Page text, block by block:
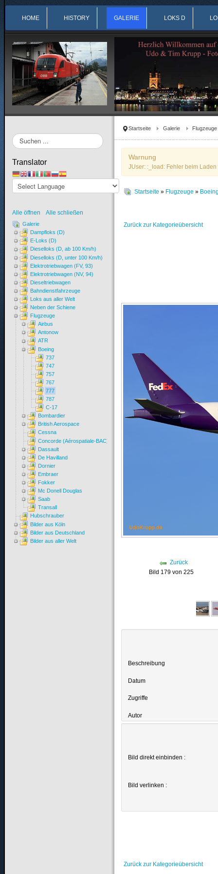
HOME HISTORY GALERIE LOKS D
Startseite Galerie Flugzeuge
Warnung
JUser: :_load: Fehler beim
Startseite » Flugzeuge »
Zurück zur Kategorieübersicht
Zurück
Bild 179 von 225
Beschreibung
Datum
Zugriffe
Autor
Bild direkt einbinden :
Bild verlinken :
Zurück zur Kategorieübersicht
Suchen
...
Translator
Alle öffnen Alle schließen
Galerie
Dampfloks (D)
E-Loks (D)
Dieselloks (D, ab 100 Km/h)
Dieselloks (D, unter 100 Km/h)
Elektrotriebwagen (FV, 93)
Elektrotriebwagen (NV, 94)
Dieseltriebwagen
Bahndienstfahrzeuge
Loks aus aller Welt
Neben der Schiene
Flugzeuge
Airbus
Antonow
ATR
Boeing
737
747
757
767
777
787
C-17
Bombardier
British Aerospace
Cessna
Concorde (Aérospatiale-BAC)
Dassault
De Havilland
Dornier
Embraer
Fokker
Mc Donell Douglas
Saab
Transall
Hubschrauber
Bilder aus Köln
Bilder aus Deutschland
Bilder aus aller Welt